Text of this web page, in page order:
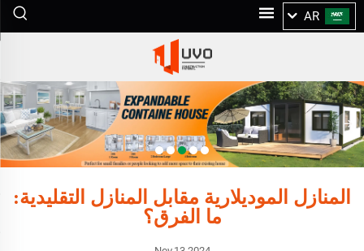
AR
المنازل الموديلارية مقابل المنازل التقليدية:
ما الفرق؟